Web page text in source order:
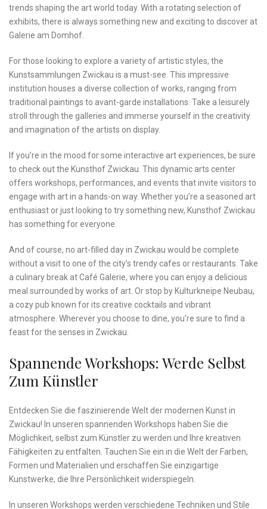
trends shaping the art world today. With a rotating ‍selection of
⁣exhibits, there is always something ‍new and exciting to discover⁤ at
Galerie am Domhof.
For those ‍looking‌ to explore a variety ‍of artistic styles, the
Kunstsammlungen Zwickau is a ⁤must-see. This impressive
institution houses a diverse collection of works, ⁣ranging from
traditional paintings​ to avant-garde installations. Take a leisurely
stroll through the galleries and immerse yourself in the creativity
and‍ imagination of the artists on display.
If you’re in the mood for some interactive art experiences, be sure⁢
to check out the Kunsthof Zwickau. ⁢This dynamic arts center⁣
offers workshops, ‍performances, and events​ that invite visitors‌ to
engage with art in‍ a hands-on way. Whether⁤ you’re a seasoned art
enthusiast or just looking to try something new, Kunsthof Zwickau
has something for everyone.
And⁤ of course, no art-filled day in Zwickau would⁢ be complete
without a ⁤visit to ⁢one of the city’s trendy cafes or restaurants. Take
a culinary⁣ break at Café Galerie, where you can enjoy a delicious
meal surrounded by ‌works⁢ of art. Or stop by⁤ Kulturkneipe Neubau,
a cozy pub known for its creative ‌cocktails and vibrant
‌atmosphere. Wherever you choose to‌ dine, you’re sure⁤ to ⁣find a‍
feast for the senses in⁤ Zwickau.
Spannende Workshops:⁣ Werde Selbst
Zum Künstler
Entdecken Sie die faszinierende Welt der modernen Kunst in
Zwickau! In unseren‍ spannenden ​Workshops haben Sie die
Möglichkeit,⁤ selbst zum ‍Künstler⁢ zu werden und Ihre kreativen
Fähigkeiten⁤ zu entfalten. Tauchen Sie ein in die Welt der‍ Farben,
Formen und Materialien und erschaffen Sie einzigartige
Kunstwerke, die Ihre Persönlichkeit ‍widerspiegeln.
In unseren Workshops werden verschiedene Techniken und Stile